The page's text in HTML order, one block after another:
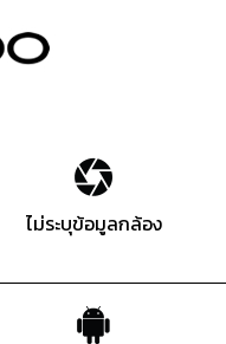
ไม่ระบุข้อมูลกล้อง